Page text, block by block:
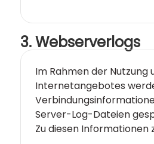
3. Webserverlogs
Im Rahmen der Nutzung
Internetangebotes
Server-Log-Dateien
Zu diesen Informationen